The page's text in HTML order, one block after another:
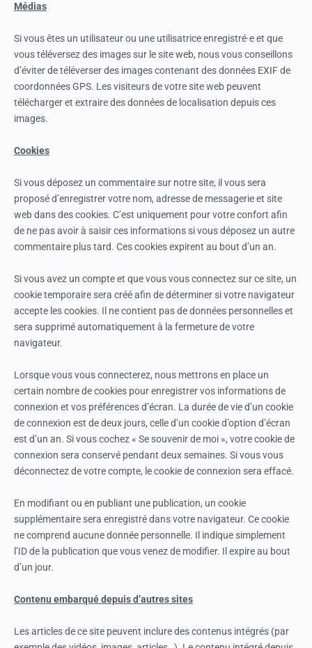
Médias
Si vous êtes un utilisateur ou une utilisatrice enregistré·e et que
vous téléversez des images sur le site web, nous vous conseillons
d’éviter de téléverser des images contenant des données EXIF de
coordonnées GPS. Les visiteurs de votre site web peuvent
télécharger et extraire des données de localisation depuis ces
images.
Cookies
Si vous déposez un commentaire sur notre site, il vous sera
proposé d’enregistrer votre nom, adresse de messagerie et site
web dans des cookies. C’est uniquement pour votre confort afin
de ne pas avoir à saisir ces informations si vous déposez un autre
commentaire plus tard. Ces cookies expirent au bout d’un an.
Si vous avez un compte et que vous vous connectez sur ce site, un
cookie temporaire sera créé afin de déterminer si votre navigateur
accepte les cookies. Il ne contient pas de données personnelles et
sera supprimé automatiquement à la fermeture de votre
navigateur.
Lorsque vous vous connecterez, nous mettrons en place un
certain nombre de cookies pour enregistrer vos informations de
connexion et vos préférences d’écran. La durée de vie d’un cookie
de connexion est de deux jours, celle d’un cookie d’option d’écran
est d’un an. Si vous cochez « Se souvenir de moi », votre cookie de
connexion sera conservé pendant deux semaines. Si vous vous
déconnectez de votre compte, le cookie de connexion sera effacé.
En modifiant ou en publiant une publication, un cookie
supplémentaire sera enregistré dans votre navigateur. Ce cookie
ne comprend aucune donnée personnelle. Il indique simplement
l’ID de la publication que vous venez de modifier. Il expire au bout
d’un jour.
Contenu embarqué depuis d’autres sites
Les articles de ce site peuvent inclure des contenus intégrés (par